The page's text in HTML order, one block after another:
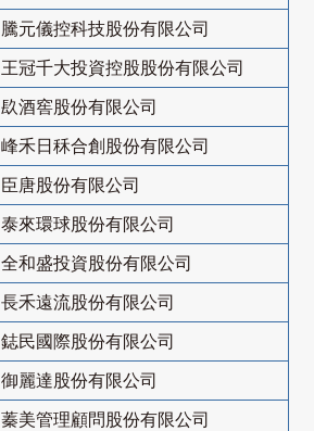
騰元儀控科技股份有限公司
王冠千大投資控股股份有限公司
镹酒窖股份有限公司
峰禾日秝合創股份有限公司
臣唐股份有限公司
泰來環球股份有限公司
全和盛投資股份有限公司
長禾遠流股份有限公司
鋕民國際股份有限公司
御麗達股份有限公司
蓁美管理顧問股份有限公司